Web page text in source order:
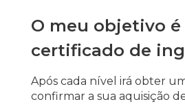
O meu objetivo
certificado de
Após cada nível irá obter
confirmar a sua aquisição